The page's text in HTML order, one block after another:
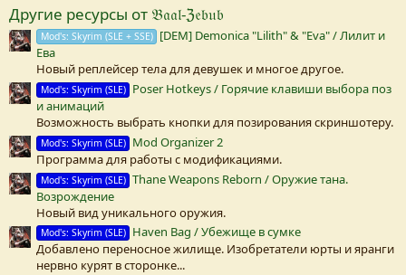
Другие ресурсы от 𝔅𝔞𝔞𝔩-ℨ𝔢𝔟𝔲𝔟
Mod's: Skyrim (SLE + SSE) [DEM] Demonica "Lilith" & "Eva" / Лилит и
Ева
Новый реплейсер тела для девушек и многое другое.
Mod's: Skyrim (SLE) Poser Hotkeys / Горячие клавиши выбора поз
и анимаций
Возможность выбрать кнопки для позирования скриншотеру.
Mod's: Skyrim (SLE) Mod Organizer 2
Программа для работы с модификациями.
Mod's: Skyrim (SLE) Thane Weapons Reborn / Оружие тана.
Возрождение
Новый вид уникального оружия.
Mod's: Skyrim (SLE) Haven Bag / Убежище в сумке
Добавлено переносное жилище. Изобретатели юрты и яранги
нервно курят в сторонке...